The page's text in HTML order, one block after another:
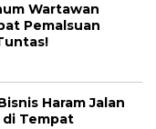
Wartawan
Pemalsuan
Haram Jalan
di Tempat